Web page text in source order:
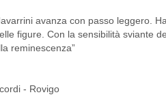
avanza con passo leggero.
figure. Con la sensibilità sviante
reminescenza”
- Rovigo